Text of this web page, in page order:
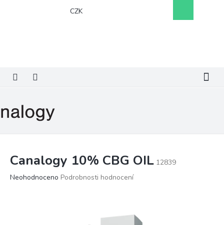
CZK
košík
Canalogy 10% CBG OIL 12839
Průměrné
Neohodnoceno Podrobnosti hodnocení